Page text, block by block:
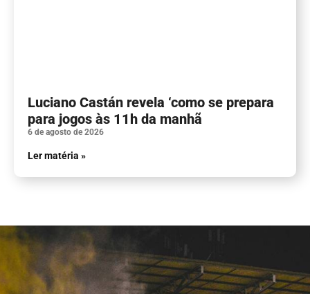
Luciano Castán revela ‘como se prepara
para jogos às 11h da manhã
6 de agosto de 2026
Ler matéria »